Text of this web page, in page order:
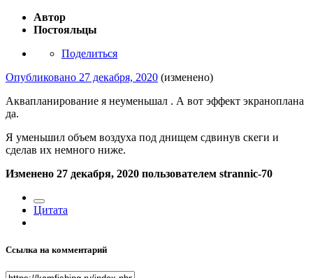
Автор
Постояльцы
Поделиться
Опубликовано 27 декабря, 2020 (изменено)
Аквапланирование я неуменьшал . А вот эффект экраноплана
да.
Я уменьшил объем воздуха под днищем сдвинув скеги и
сделав их немного ниже.
Изменено 27 декабря, 2020 пользователем strannic-70
Цитата
Ссылка на комментарий